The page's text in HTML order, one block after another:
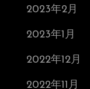
2023年2月
2023年1月
2022年12月
2022年11月